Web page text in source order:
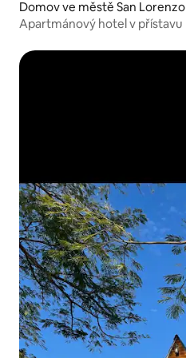
Domov ve městě San Lorenzo
Apartmánový hotel v přístavu